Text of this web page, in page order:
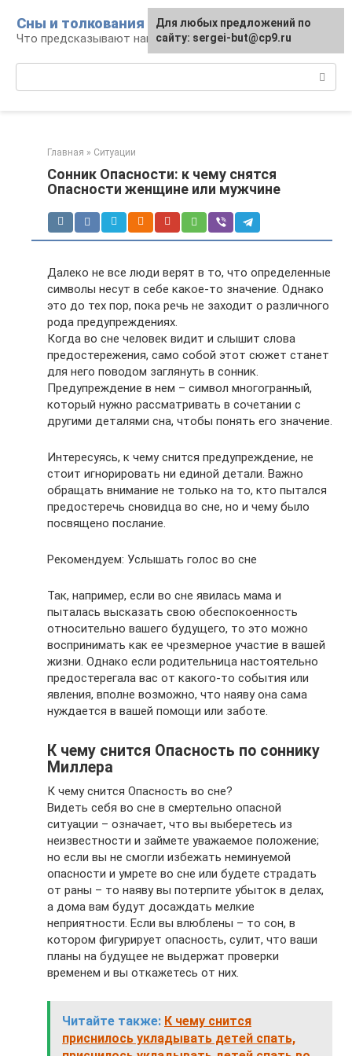
контенту
Сны и толкования
Что предсказывают нам наши сны
Главная » Ситуации
Сонник Опасности: к чему снятся
Опасности женщине или мужчине
Далеко не все люди верят в то, что определенные
символы несут в себе какое-то значение. Однако
это до тех пор, пока речь не заходит о различного
рода предупреждениях.
Когда во сне человек видит и слышит слова
предостережения, само собой этот сюжет станет
для него поводом заглянуть в сонник.
Предупреждение в нем – символ многогранный,
который нужно рассматривать в сочетании с
другими деталями сна, чтобы понять его значение.
Интересуясь, к чему снится предупреждение, не
стоит игнорировать ни единой детали. Важно
обращать внимание не только на то, кто пытался
предостеречь сновидца во сне, но и чему было
посвящено послание.
Рекомендуем: Услышать голос во сне
Так, например, если во сне явилась мама и
пыталась высказать свою обеспокоенность
относительно вашего будущего, то это можно
воспринимать как ее чрезмерное участие в вашей
жизни. Однако если родительница настоятельно
предостерегала вас от какого-то события или
явления, вполне возможно, что наяву она сама
нуждается в вашей помощи или заботе.
К чему снится Опасность по соннику
Миллера
К чему снится Опасность во сне?
Видеть себя во сне в смертельно опасной
ситуации – означает, что вы выберетесь из
неизвестности и займете уважаемое положение;
но если вы не смогли избежать неминуемой
опасности и умрете во сне или будете страдать
от раны – то наяву вы потерпите убыток в делах,
а дома вам будут досаждать мелкие
неприятности. Если вы влюблены – то сон, в
котором фигурирует опасность, сулит, что ваши
планы на будущее не выдержат проверки
временем и вы откажетесь от них.
Читайте также: К чему снится
приснилось укладывать детей спать,
Для любых предложений по
сайту: sergei-but@cp9.ru